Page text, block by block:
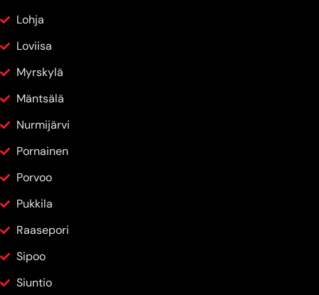
Lohja
Loviisa
Myrskylä
Mäntsälä
Nurmijärvi
Pornainen
Porvoo
Pukkila
Raasepori
Sipoo
Siuntio